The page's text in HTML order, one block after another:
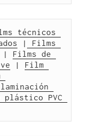
técnicos
|
Films
| Films de
| Film
plástico PVC